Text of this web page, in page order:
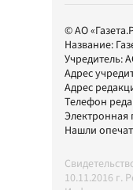
© АО
Название:
Учредитель:
Адрес
Адрес
Телефон
Электронная
Нашли
10.11.2016 г.